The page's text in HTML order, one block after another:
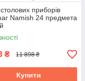
приборів
Namish 24 предмета
₴ 11 898 ₴
Купити